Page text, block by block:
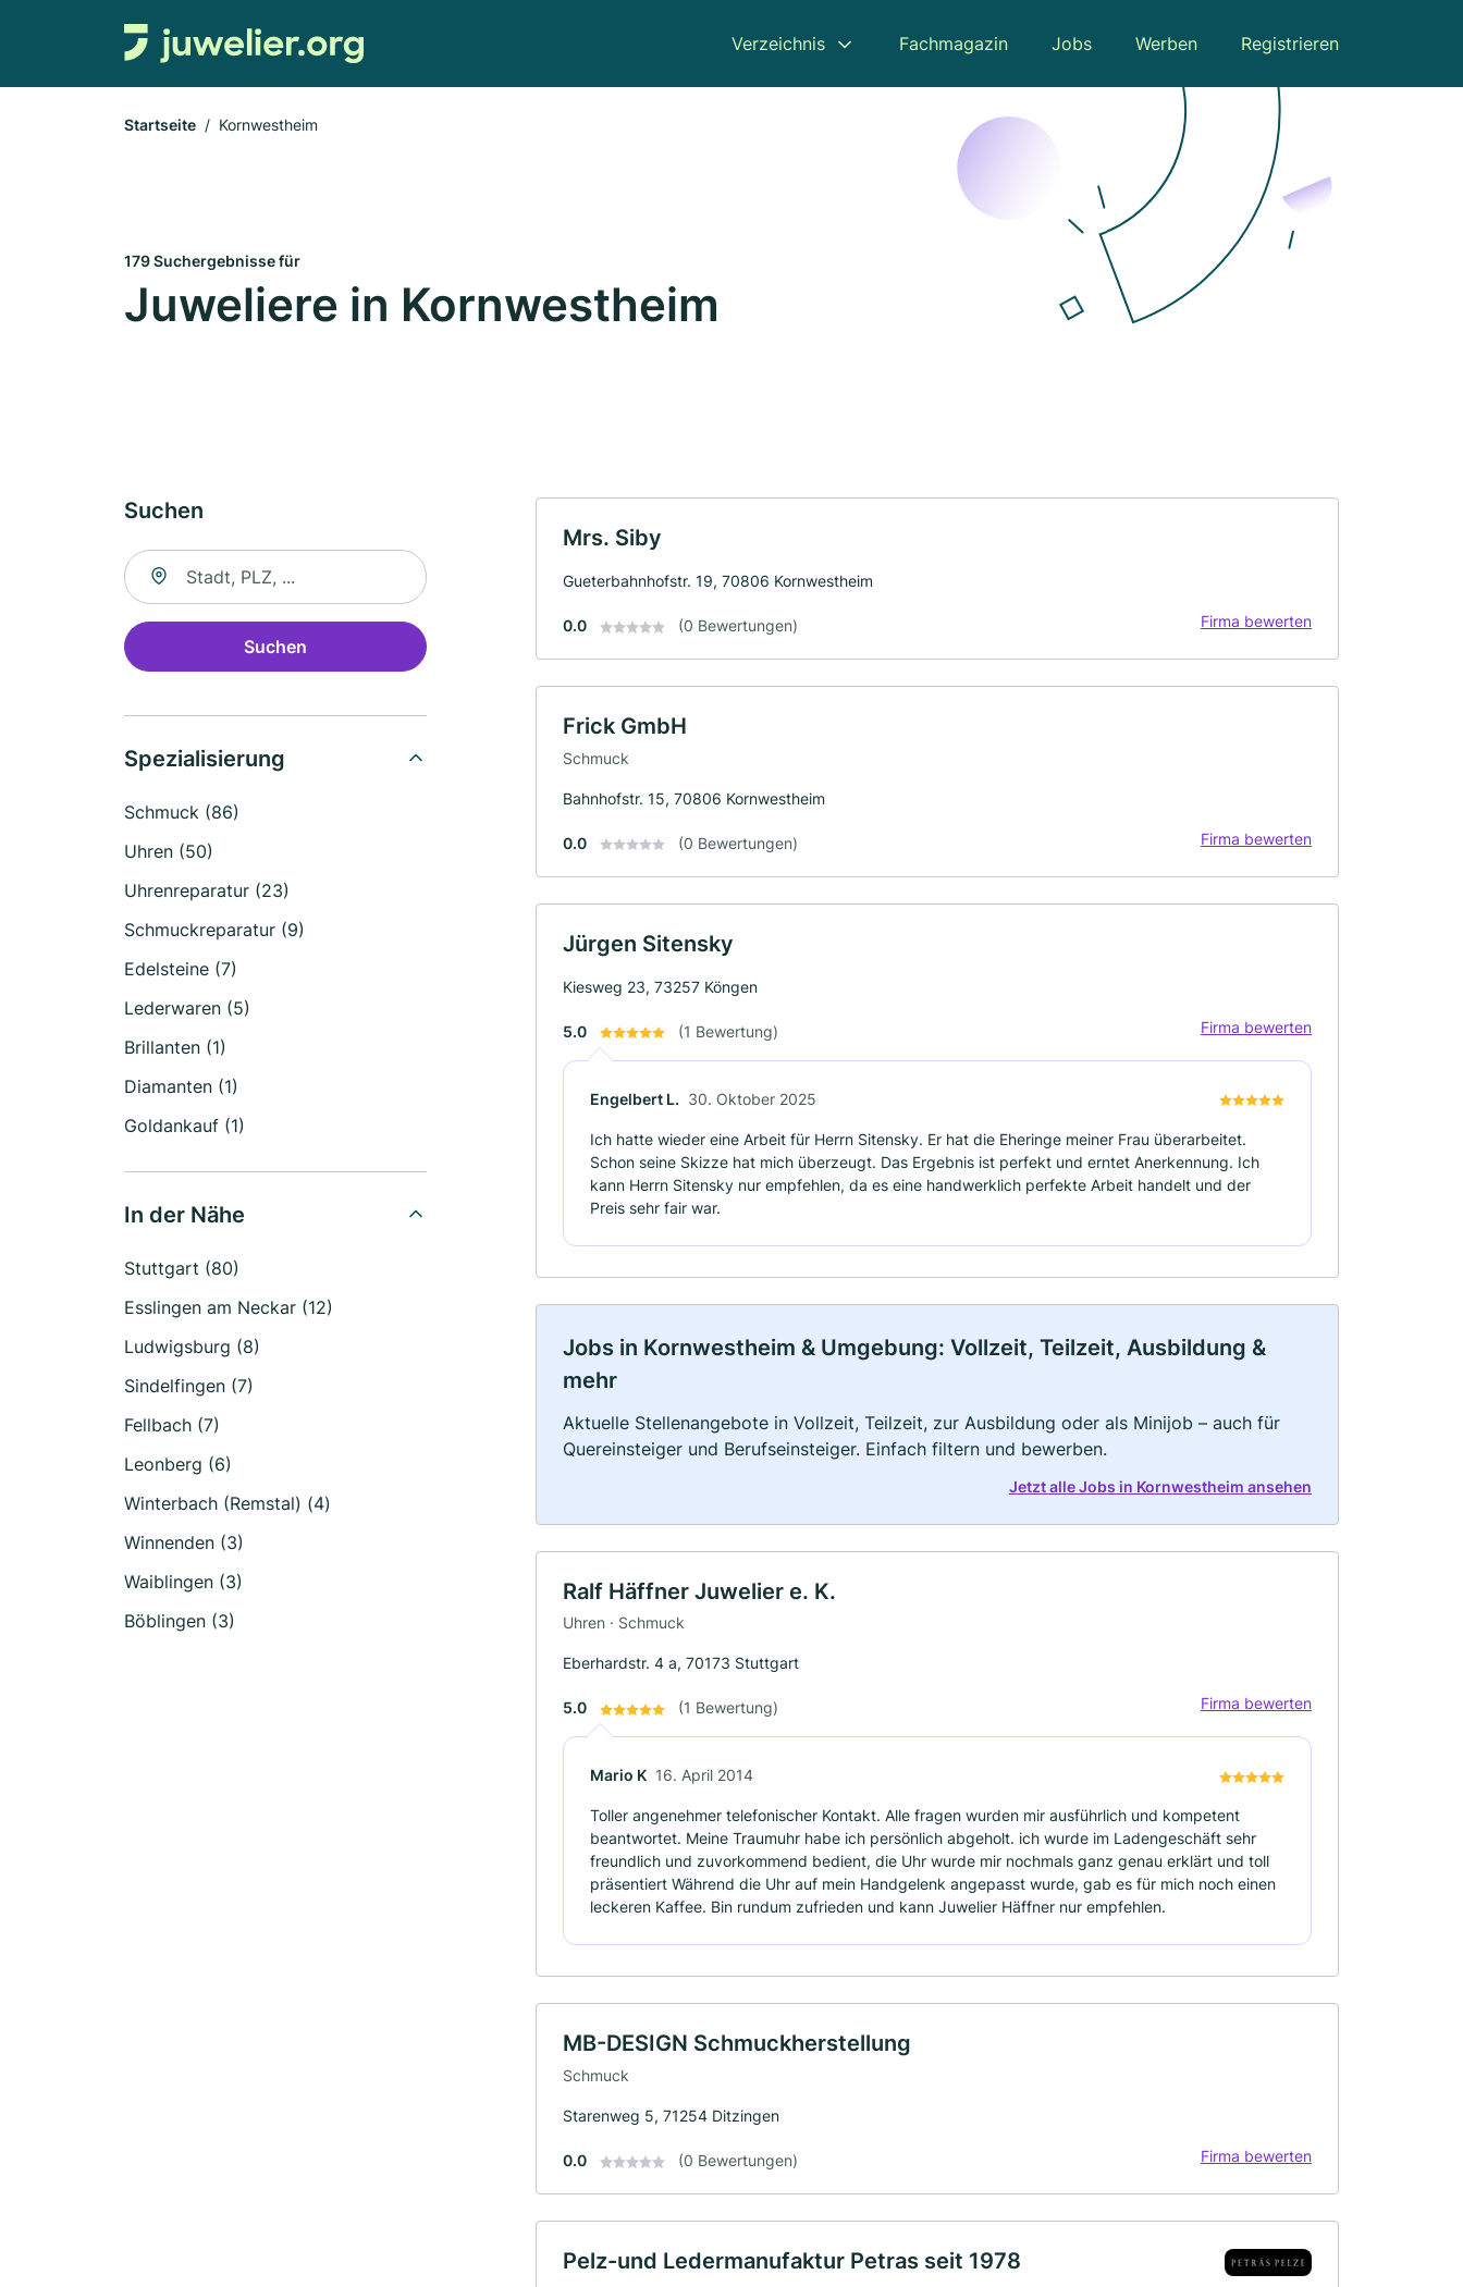
Verzeichnis Fachmagazin Jobs Werben Registrieren
Startseite Kornwestheim
179 Suchergebnisse für
Juweliere in Kornwestheim
Suchen
Suche nach Ort
Suchen
Spezialisierung
Schmuck (86)
Uhren (50)
Uhrenreparatur (23)
Schmuckreparatur (9)
Edelsteine (7)
Lederwaren (5)
Brillanten (1)
Diamanten (1)
Goldankauf (1)
In der Nähe
Stuttgart (80)
Esslingen am Neckar (12)
Ludwigsburg (8)
Sindelfingen (7)
Fellbach (7)
Leonberg (6)
Winterbach (Remstal) (4)
Winnenden (3)
Waiblingen (3)
Böblingen (3)
Mrs. Siby
Gueterbahnhofstr. 19, 70806 Kornwestheim
0.0 (0 Bewertungen) Firma bewerten
Frick GmbH
Schmuck
Bahnhofstr. 15, 70806 Kornwestheim
0.0 (0 Bewertungen) Firma bewerten
Jürgen Sitensky
Kiesweg 23, 73257 Köngen
5.0 (1 Bewertung) Firma bewerten
Engelbert L. 30. Oktober 2025
Ich hatte wieder eine Arbeit für Herrn Sitensky. Er hat die Eheringe meiner Frau überarbeitet.
Schon seine Skizze hat mich überzeugt. Das Ergebnis ist perfekt und erntet Anerkennung. Ich
kann Herrn Sitensky nur empfehlen, da es eine handwerklich perfekte Arbeit handelt und der
Preis sehr fair war.
Jobs in Kornwestheim & Umgebung: Vollzeit, Teilzeit, Ausbildung &
mehr
Aktuelle Stellenangebote in Vollzeit, Teilzeit, zur Ausbildung oder als Minijob – auch für
Quereinsteiger und Berufseinsteiger. Einfach filtern und bewerben.
Jetzt alle Jobs in Kornwestheim ansehen
Ralf Häffner Juwelier e. K.
Uhren · Schmuck
Eberhardstr. 4 a, 70173 Stuttgart
5.0 (1 Bewertung) Firma bewerten
Mario K 16. April 2014
Toller angenehmer telefonischer Kontakt. Alle fragen wurden mir ausführlich und kompetent
beantwortet. Meine Traumuhr habe ich persönlich abgeholt. ich wurde im Ladengeschäft sehr
freundlich und zuvorkommend bedient, die Uhr wurde mir nochmals ganz genau erklärt und toll
präsentiert Während die Uhr auf mein Handgelenk angepasst wurde, gab es für mich noch einen
leckeren Kaffee. Bin rundum zufrieden und kann Juwelier Häffner nur empfehlen.
MB-DESIGN Schmuckherstellung
Schmuck
Starenweg 5, 71254 Ditzingen
0.0 (0 Bewertungen) Firma bewerten
Pelz-und Ledermanufaktur Petras seit 1978